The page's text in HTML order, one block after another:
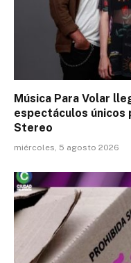
Música Para Volar
espectáculos únicos
Stereo
miércoles, 5 agosto 2026